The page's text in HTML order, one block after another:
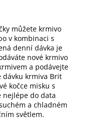
můžete krmivo
v kombinaci s
denní dávka je
nové krmivo
a podávejte
dávku krmiva Brit
kočce misku s
nejlépe do data
a chladném
světlem.